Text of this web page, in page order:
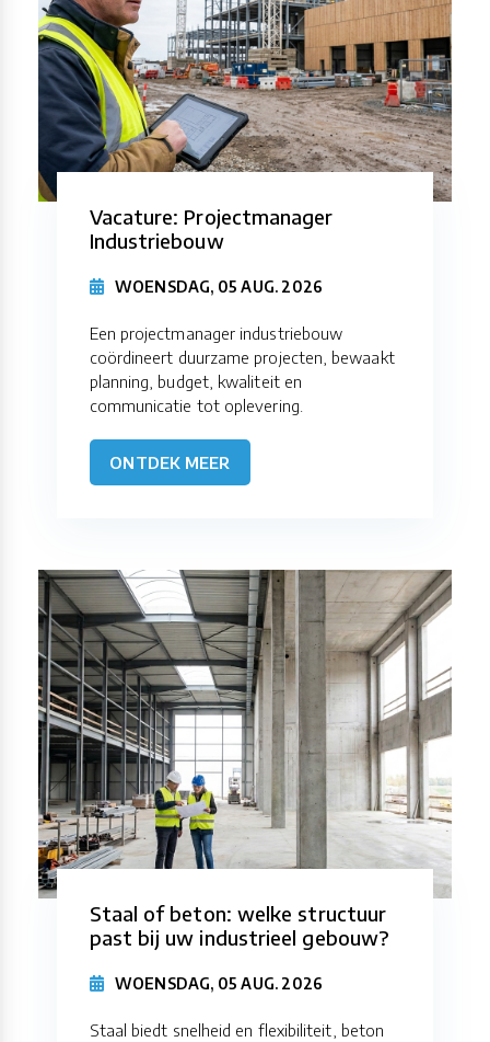
Vacature: Projectmanager
Industriebouw
WOENSDAG, 05 AUG. 2026
Een projectmanager industriebouw
coördineert duurzame projecten, bewaakt
planning, budget, kwaliteit en
communicatie tot oplevering.
ONTDEK MEER
Staal of beton: welke structuur
past bij uw industrieel gebouw?
WOENSDAG, 05 AUG. 2026
Staal biedt snelheid en flexibiliteit, beton